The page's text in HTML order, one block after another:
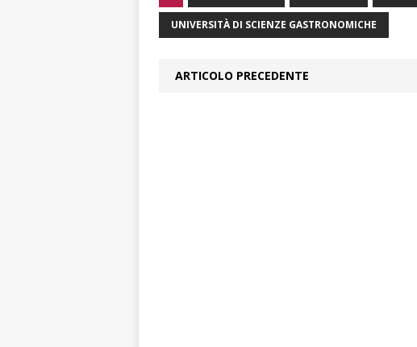
UNIVERSITÀ DI SCIENZE GASTRONOMICHE
ARTICOLO PRECEDENTE